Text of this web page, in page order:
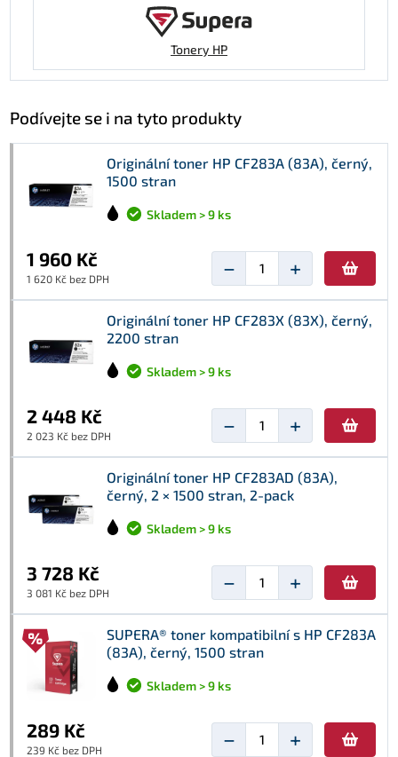
Tonery HP
Podívejte se i na tyto produkty
Originální toner HP CF283A (83A), černý,
1500 stran
Skladem > 9 ks
1 960 Kč
1 620 Kč bez DPH − +
Originální toner HP CF283X (83X), černý,
2200 stran
Skladem > 9 ks
2 448 Kč
2 023 Kč bez DPH − +
Originální toner HP CF283AD (83A),
černý, 2 × 1500 stran, 2-pack
Skladem > 9 ks
3 728 Kč
3 081 Kč bez DPH − +
SUPERA® toner kompatibilní s HP CF283A
(83A), černý, 1500 stran
Skladem > 9 ks
289 Kč
239 Kč bez DPH − +